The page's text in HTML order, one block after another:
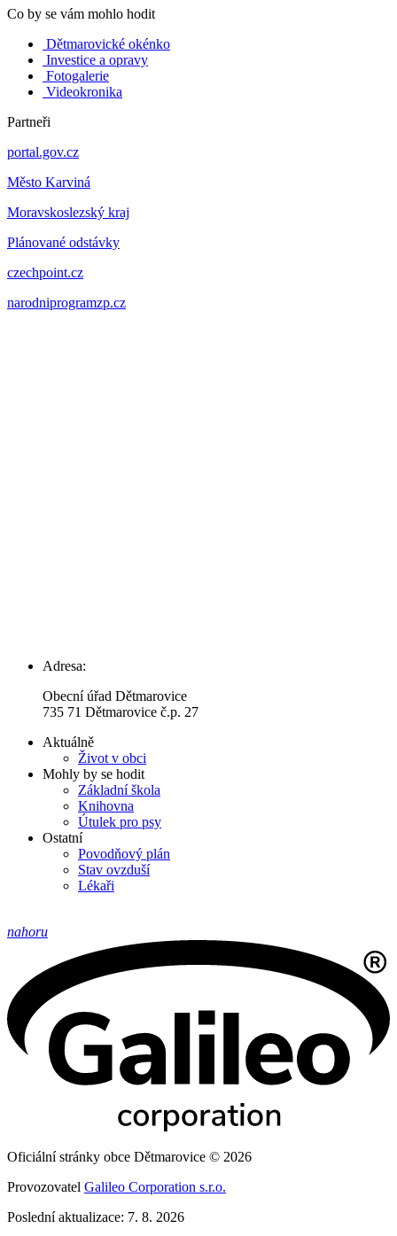
Co by se vám mohlo hodit
Dětmarovické okénko
Investice a opravy
Fotogalerie
Videokronika
Partneři
portal.gov.cz
Město Karviná
Moravskoslezský kraj
Plánované odstávky
czechpoint.cz
narodniprogramzp.cz
Adresa:
Obecní úřad Dětmarovice
735 71 Dětmarovice č.p. 27
Aktuálně
Život v obci
Mohly by se hodit
Základní škola
Knihovna
Útulek pro psy
Ostatní
Povodňový plán
Stav ovzduší
Lékaři
nahoru
Oficiální stránky obce Dětmarovice © 2026
Provozovatel Galileo Corporation s.r.o.
Poslední aktualizace: 7. 8. 2026